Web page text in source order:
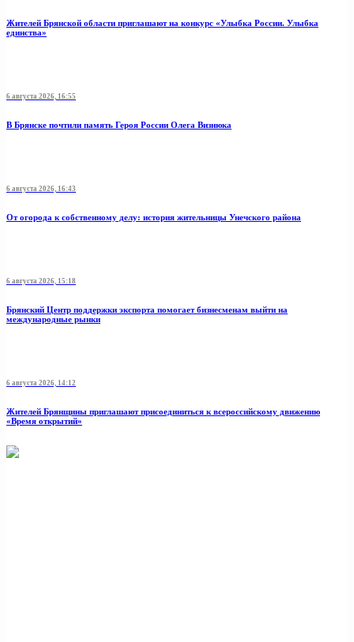
Жителей Брянской области приглашают на конкурс «Улыбка России. Улыбка
единства»
6 августа 2026, 16:55
В Брянске почтили память Героя России Олега Визнюка
6 августа 2026, 16:43
От огорода к собственному делу: история жительницы Унечского района
6 августа 2026, 15:18
Брянский Центр поддержки экспорта помогает бизнесменам выйти на
международные рынки
6 августа 2026, 14:12
Жителей Брянщины приглашают присоединиться к всероссийскому движению
«Время открытий»